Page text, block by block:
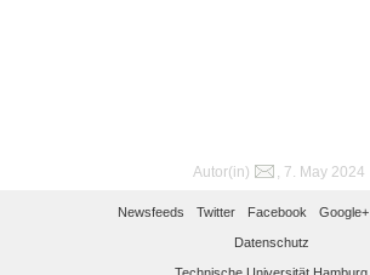
Autor(in) , 7. May 2024
Newsfeeds Twitter Facebook Google+
Datenschutz